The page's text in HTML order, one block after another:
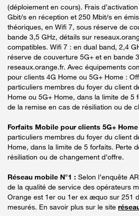
(déploiement en cours). Frais
Gbit/s en réception et 250 Mbit/s en
théoriques, en Wifi 7, sous réserve de
bande 3,5 GHz, détails sur
compatibles. Wifi 7 : en dual band, 2,4
réserve de couverture 5G+ et en bande
reseaux.orange.fr. Avec équipements
pour clients 4G Home ou 5G+ Home :
particuliers membres du foyer du client
Home ou 5G+ Home, dans la limite de 5
de la remise en cas de résiliation ou de
Forfaits Mobile pour clients 5G+ Home
particuliers membres du foyer du client
Home, dans la limite de 5 forfaits. Perte
résiliation ou de changement d’offre.
Réseau mobile N°1 : Selon l’enquête
de la qualité de service des opérateurs
Orange est 1er ou 1er ex æquo sur 251
mesurés. En savoir plus sur le site